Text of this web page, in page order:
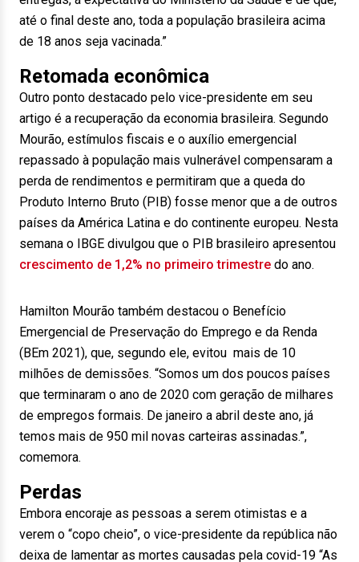
até o final deste ano, toda a população brasileira acima
de 18 anos seja vacinada.”
Retomada econômica
Outro ponto destacado pelo vice-presidente em seu
artigo é a recuperação da economia brasileira. Segundo
Mourão, estímulos fiscais e o auxílio emergencial
repassado à população mais vulnerável compensaram a
perda de rendimentos e permitiram que a queda do
Produto Interno Bruto (PIB) fosse menor que a de outros
países da América Latina e do continente europeu. Nesta
semana o IBGE divulgou que o PIB brasileiro apresentou
crescimento de 1,2% no primeiro trimestre do ano.
Hamilton Mourão também destacou o Benefício
Emergencial de Preservação do Emprego e da Renda
(BEm 2021), que, segundo ele, evitou mais de 10
milhões de demissões. “Somos um dos poucos países
que terminaram o ano de 2020 com geração de milhares
de empregos formais. De janeiro a abril deste ano, já
temos mais de 950 mil novas carteiras assinadas.”,
comemora.
Perdas
Embora encoraje as pessoas a serem otimistas e a
verem o “copo cheio”, o vice-presidente da república não
deixa de lamentar as mortes causadas pela covid-19 “As